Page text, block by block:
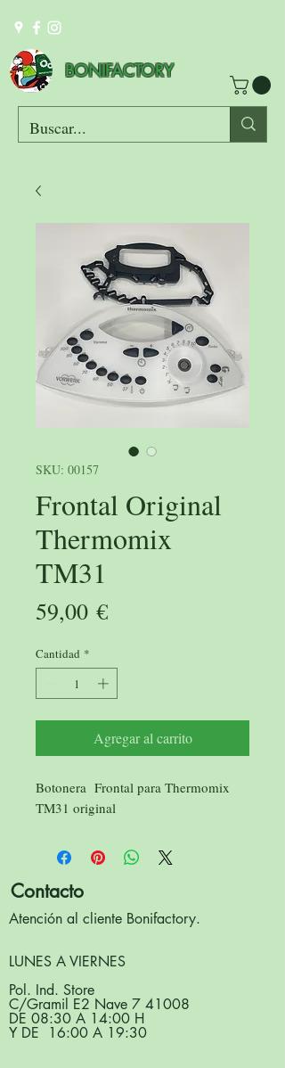
BONIFACTORY
SKU: 00157
Frontal Original
Thermomix
TM31
59,00 €Precio
Cantidad *
Agregar al carrito
Botonera Frontal para Thermomix
TM31 original
Contacto
Atención al cliente Bonifactory.
LUNES A VIERNES
Pol. Ind. Store
C/Gramil E2 Nave 7 41008
DE 08:30 A 14:00 H
Y DE 16:00 A 19:30